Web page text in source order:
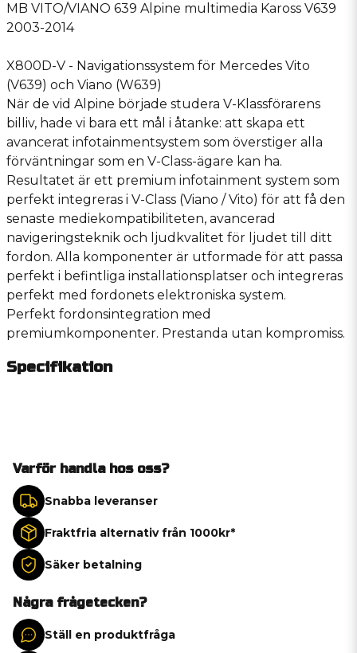
MB VITO/VIANO 639 Alpine multimedia Kaross V639
2003-2014
X800D-V - Navigationssystem för Mercedes Vito
(V639) och Viano (W639)
När de vid Alpine började studera V-Klassförarens
billiv, hade vi bara ett mål i åtanke: att skapa ett
avancerat infotainmentsystem som överstiger alla
förväntningar som en V-Class-ägare kan ha.
Resultatet är ett premium infotainment system som
perfekt integreras i V-Class (Viano / Vito) för att få den
senaste mediekompatibiliteten, avancerad
navigeringsteknik och ljudkvalitet för ljudet till ditt
fordon. Alla komponenter är utformade för att passa
perfekt i befintliga installationsplatser och integreras
perfekt med fordonets elektroniska system.
Perfekt fordonsintegration med
premiumkomponenter. Prestanda utan kompromiss.
Specifikation
Varför handla hos oss?
Snabba leveranser
Fraktfria alternativ från 1000kr*
Säker betalning
Några frågetecken?
Ställ en produktfråga